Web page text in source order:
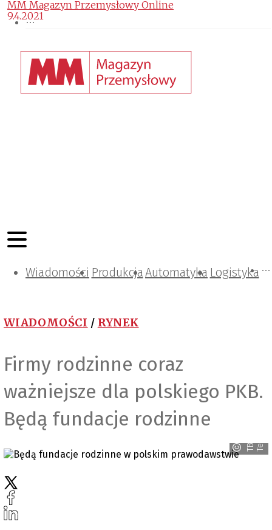
Wiadomości ProdukcjaAutomatyka Logistyka
Projektowanie i konstrukcje
Zarządzanie i IT
Tematy specjalne
WIADOMOŚCI / RYNEK
Firmy rodzinne coraz
ważniejsze dla polskiego PKB.
Będą fundacje rodzinne
T
B
I
T
e
c
h
n
o
l
o
g
MM Magazyn Przemysłowy Online
9.4.2021